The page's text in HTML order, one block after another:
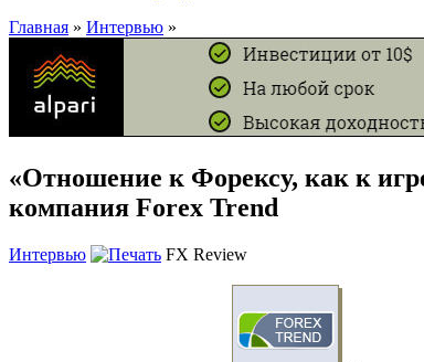
Главная » Интервью »
«Отношение к Форексу, как к
компания Forex Trend
Интервью FX Review